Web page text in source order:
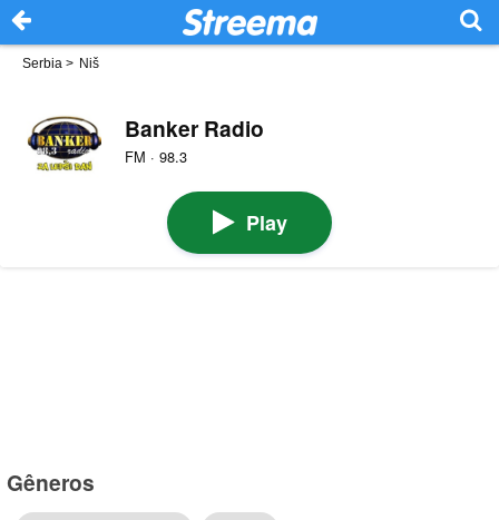
Serbia > Niš
Banker Radio
FM · 98.3
Play
Gêneros